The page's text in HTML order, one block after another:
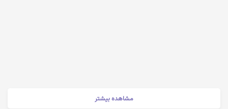
مشاهده بیشتر